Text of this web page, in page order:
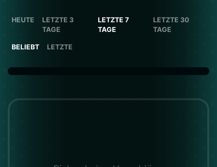
HEUTE
LETZTE 3
TAGE
LETZTE 7
TAGE
LETZTE 30
TAGE
BELIEBT LETZTE